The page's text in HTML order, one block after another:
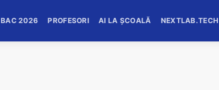
BAC 2026 PROFESORI AI LA ȘCOALĂ NEXTLAB.TECH